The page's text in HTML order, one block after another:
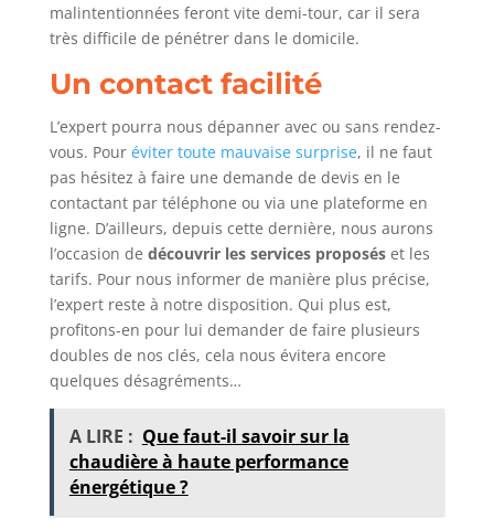
malintentionnées feront vite demi-tour, car il sera
très difficile de pénétrer dans le domicile.
Un contact facilité
L’expert pourra nous dépanner avec ou sans rendez-
vous. Pour éviter toute mauvaise surprise, il ne faut
pas hésitez à faire une demande de devis en le
contactant par téléphone ou via une plateforme en
ligne. D’ailleurs, depuis cette dernière, nous aurons
l’occasion de découvrir les services proposéset les
tarifs. Pour nous informer de manière plus précise,
l’expert reste à notre disposition. Qui plus est,
profitons-en pour lui demander de faire plusieurs
doubles de nos clés, cela nous évitera encore
quelques désagréments…
A LIRE : Que faut-il savoir sur la
chaudière à haute performance
énergétique ?